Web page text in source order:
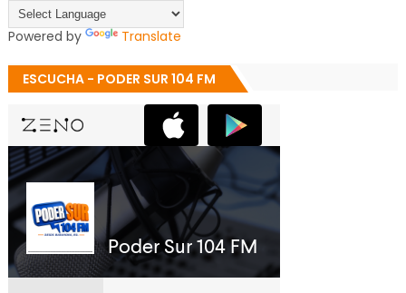
Powered by Translate
ESCUCHA - PODER SUR 104 FM